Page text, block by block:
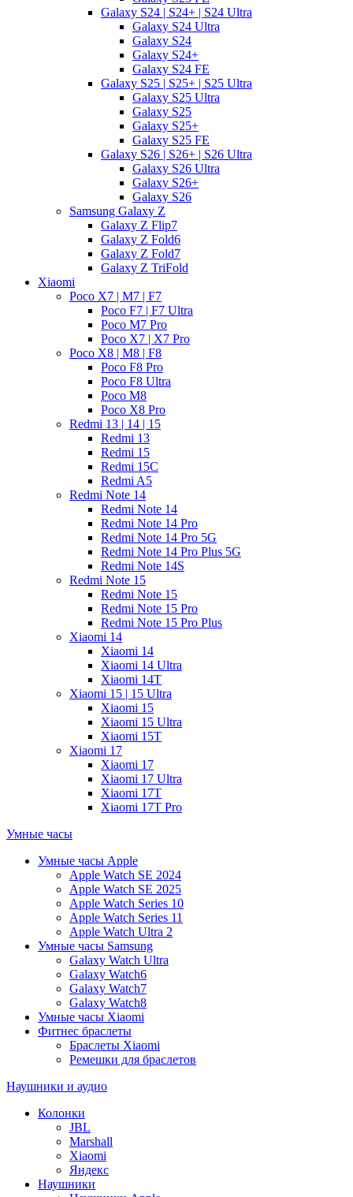
Galaxy S24 | S24+ | S24 Ultra
Galaxy S24 Ultra
Galaxy S24
Galaxy S24+
Galaxy S24 FE
Galaxy S25 | S25+ | S25 Ultra
Galaxy S25 Ultra
Galaxy S25
Galaxy S25+
Galaxy S25 FE
Galaxy S26 | S26+ | S26 Ultra
Galaxy S26 Ultra
Galaxy S26+
Galaxy S26
Samsung Galaxy Z
Galaxy Z Flip7
Galaxy Z Fold6
Galaxy Z Fold7
Galaxy Z TriFold
Xiaomi
Poco X7 | M7 | F7
Poco F7 | F7 Ultra
Poco M7 Pro
Poco X7 | X7 Pro
Poco X8 | M8 | F8
Poco F8 Pro
Poco F8 Ultra
Poco M8
Poco X8 Pro
Redmi 13 | 14 | 15
Redmi 13
Redmi 15
Redmi 15C
Redmi A5
Redmi Note 14
Redmi Note 14
Redmi Note 14 Pro
Redmi Note 14 Pro 5G
Redmi Note 14 Pro Plus 5G
Redmi Note 14S
Redmi Note 15
Redmi Note 15
Redmi Note 15 Pro
Redmi Note 15 Pro Plus
Xiaomi 14
Xiaomi 14
Xiaomi 14 Ultra
Xiaomi 14T
Xiaomi 15 | 15 Ultra
Xiaomi 15
Xiaomi 15 Ultra
Xiaomi 15T
Xiaomi 17
Xiaomi 17
Xiaomi 17 Ultra
Xiaomi 17T
Xiaomi 17T Pro
Умные часы
Умные часы Apple
Apple Watch SE 2024
Apple Watch SE 2025
Apple Watch Series 10
Apple Watch Series 11
Apple Watch Ultra 2
Умные часы Samsung
Galaxy Watch Ultra
Galaxy Watch6
Galaxy Watch7
Galaxy Watch8
Умные часы Xiaomi
Фитнес браслеты
Браслеты Xiaomi
Ремешки для браслетов
Наушники и аудио
Колонки
JBL
Marshall
Xiaomi
Яндекс
Наушники